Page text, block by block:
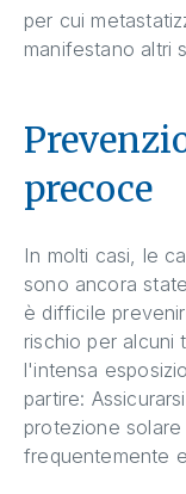
per cui
manifestano altri
precoce
In molti casi, le
sono ancora
è difficile
rischio per alcuni
l'intensa
partire:
protezione
frequentemente